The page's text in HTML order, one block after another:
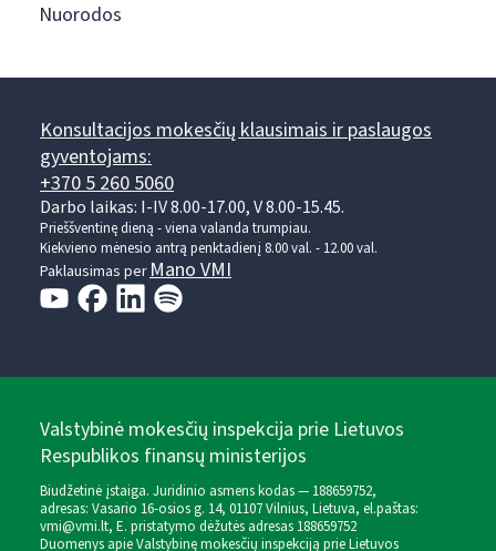
Nuorodos
Konsultacijos mokesčių klausimais ir paslaugos
gyventojams:
+370 5 260 5060
Darbo laikas: I-IV 8.00-17.00, V 8.00-15.45.
Prieššventinę dieną - viena valanda trumpiau.
Kiekvieno mėnesio antrą penktadienį 8.00 val. - 12.00 val.
Paklausimas perMano VMI
Valstybinė mokesčių inspekcija prie Lietuvos
Respublikos finansų ministerijos
Biudžetinė įstaiga. Juridinio asmens kodas — 188659752,
adresas: Vasario 16-osios g. 14, 01107 Vilnius, Lietuva, el.paštas:
vmi@vmi.lt, E. pristatymo dėžutės adresas 188659752
Duomenys apie Valstybinę mokesčių inspekciją prie Lietuvos